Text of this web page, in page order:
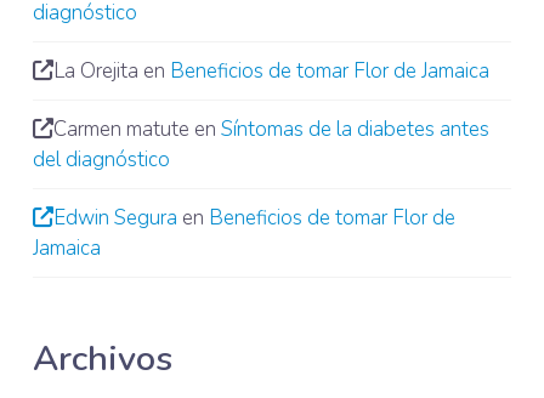
diagnóstico
La Orejita en Beneficios de tomar Flor de Jamaica
Carmen matute en Síntomas de la diabetes antes
del diagnóstico
Edwin Segura en Beneficios de tomar Flor de
Jamaica
Archivos